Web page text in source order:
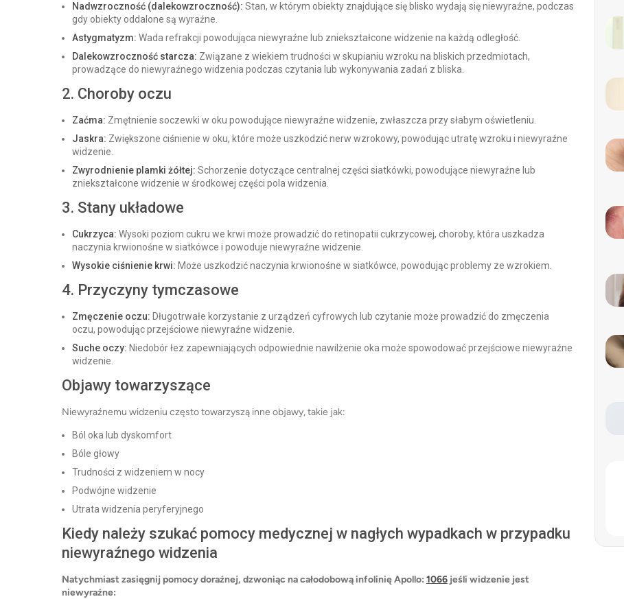
Nadwzroczność (dalekowzroczność): Stan, w którym obiekty znajdujące się blisko wydają się niewyraźne, podczas
gdy obiekty oddalone są wyraźne.
Astygmatyzm: Wada refrakcji powodująca niewyraźne lub zniekształcone widzenie na każdą odległość.
Dalekowzroczność starcza: Związane z wiekiem trudności w skupianiu wzroku na bliskich przedmiotach,
prowadzące do niewyraźnego widzenia podczas czytania lub wykonywania zadań z bliska.
2. Choroby oczu
Zaćma: Zmętnienie soczewki w oku powodujące niewyraźne widzenie, zwłaszcza przy słabym oświetleniu.
Jaskra: Zwiększone ciśnienie w oku, które może uszkodzić nerw wzrokowy, powodując utratę wzroku i niewyraźne
widzenie.
Zwyrodnienie plamki żółtej: Schorzenie dotyczące centralnej części siatkówki, powodujące niewyraźne lub
zniekształcone widzenie w środkowej części pola widzenia.
3. Stany układowe
Cukrzyca: Wysoki poziom cukru we krwi może prowadzić do retinopatii cukrzycowej, choroby, która uszkadza
naczynia krwionośne w siatkówce i powoduje niewyraźne widzenie.
Wysokie ciśnienie krwi: Może uszkodzić naczynia krwionośne w siatkówce, powodując problemy ze wzrokiem.
4. Przyczyny tymczasowe
Zmęczenie oczu: Długotrwałe korzystanie z urządzeń cyfrowych lub czytanie może prowadzić do zmęczenia
oczu, powodując przejściowe niewyraźne widzenie.
Suche oczy: Niedobór łez zapewniających odpowiednie nawilżenie oka może spowodować przejściowe niewyraźne
widzenie.
Objawy towarzyszące
Niewyraźnemu widzeniu często towarzyszą inne objawy, takie jak:
Ból oka lub dyskomfort
Bóle głowy
Trudności z widzeniem w nocy
Podwójne widzenie
Utrata widzenia peryferyjnego
Kiedy należy szukać pomocy medycznej w nagłych wypadkach w przypadku
niewyraźnego widzenia
Natychmiast zasięgnij pomocy doraźnej, dzwoniąc na całodobową infolinię Apollo: 1066 jeśli widzenie jest
niewyraźne: